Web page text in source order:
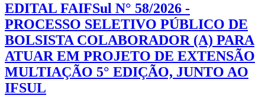
EDITAL FAIFSul N° 58/2026 -
PROCESSO SELETIVO PÚBLICO DE
BOLSISTA COLABORADOR (A) PARA
ATUAR EM PROJETO DE EXTENSÃO
MULTIAÇÃO 5° EDIÇÃO, JUNTO AO
IFSUL